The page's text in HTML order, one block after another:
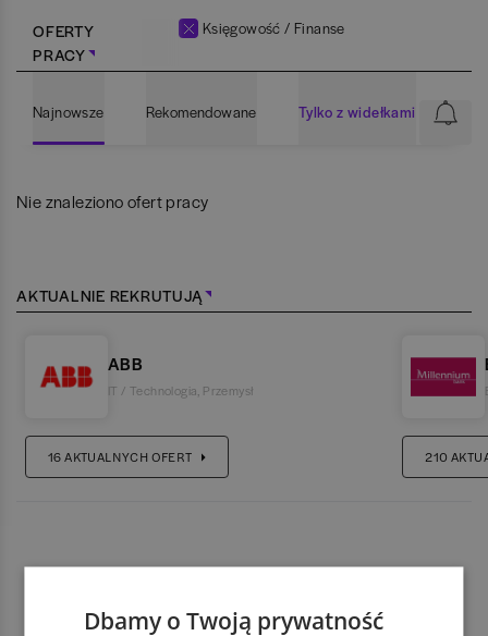
OFERTY
PRACY
Księgowość / Finanse
Najnowsze Rekomendowane Tylko z widełkami
Nie znaleziono ofert pracy
AKTUALNIE REKRUTUJĄ
ABB
IT / Technologia Przemysł
16AKTUALNYCH OFERT 210
Dbamy o Twoją prywatność